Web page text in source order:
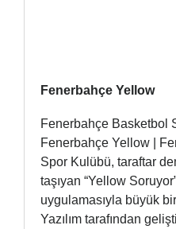
Fenerbahçe Yellow
Fenerbahçe Basketbol
Fenerbahçe Yellow |
Spor Kulübü, taraftar
taşıyan “Yellow
uygulamasıyla büyük
Yazılım tarafından